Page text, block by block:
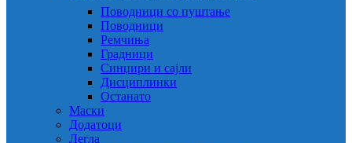
Поводници со пуштање
Поводници
Ремчиња
Градници
Синџири и сајли
Дисциплинки
Останато
Маски
Додатоци
Легла